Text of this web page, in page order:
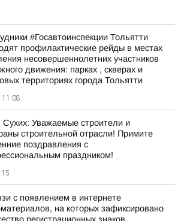
#Госавтоинспекции Тольятти
профилактические рейды в местах
несовершеннолетних участников
движения: парках , скверах и
территориях города Тольятти
11:08
Сухих: Уважаемые строители и
строительной отрасли! Примите
поздравления с
праздником!
с появлением в интернете
на которых зафиксировано